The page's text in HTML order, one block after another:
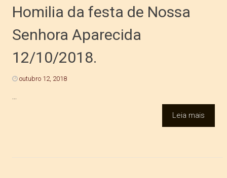
Homilia da festa de Nossa
Senhora Aparecida
12/10/2018.
outubro 12, 2018
...
Leia mais